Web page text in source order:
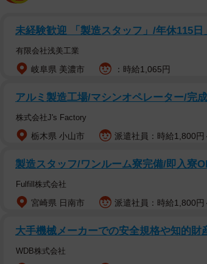
未経験歓迎 「製造スタッフ」/年休115
有限会社浅美工業
岐阜県 美濃市 ：時給1,065円
アルミ製造工場/マシンオペレーター/完
株式会社J's Factory
栃木県 小山市 派遣社員：時給1,800円
製造スタッフ/ワンルーム寮完備/即入寮
Fulfill株式会社
宮崎県 日南市 派遣社員：時給1,800円
大手機械メーカーでの安全規格や知的財
WDB株式会社